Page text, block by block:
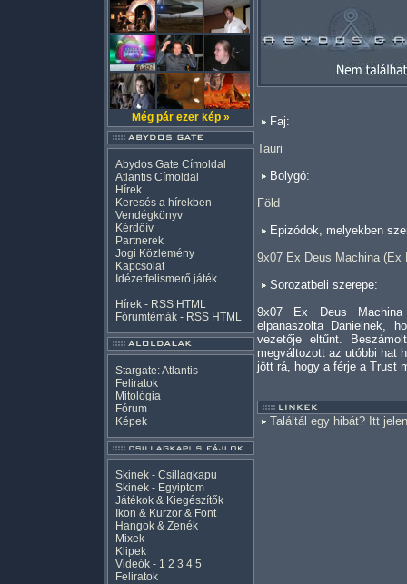
Még pár ezer kép »
Abydos Gate Címoldal
Atlantis Címoldal
Hírek
Keresés a hírekben
Vendégkönyv
Kérdőív
Partnerek
Jogi Közlemény
Kapcsolat
Idézetfelismerő játék
Hírek - RSS HTML
Fórumtémák - RSS HTML
Stargate: Atlantis
Feliratok
Mitológia
Fórum
Képek
Skinek - Csillagkapu
Skinek - Egyiptom
Játékok & Kiegészítők
Ikon & Kurzor & Font
Hangok & Zenék
Mixek
Klipek
Videók - 1 2 3 4 5
Feliratok
Faj:
Tauri
Bolygó:
Föld
Epizódok, melyekben
9x07 Ex Deus Machina (Ex
Sorozatbeli szerepe:
9x07 Ex Deus
elpanaszolta Danielnek,
vezetője eltűnt.
megváltozott az utóbbi hat
jött rá, hogy a férje a Trust
Találtál egy hibát? Itt